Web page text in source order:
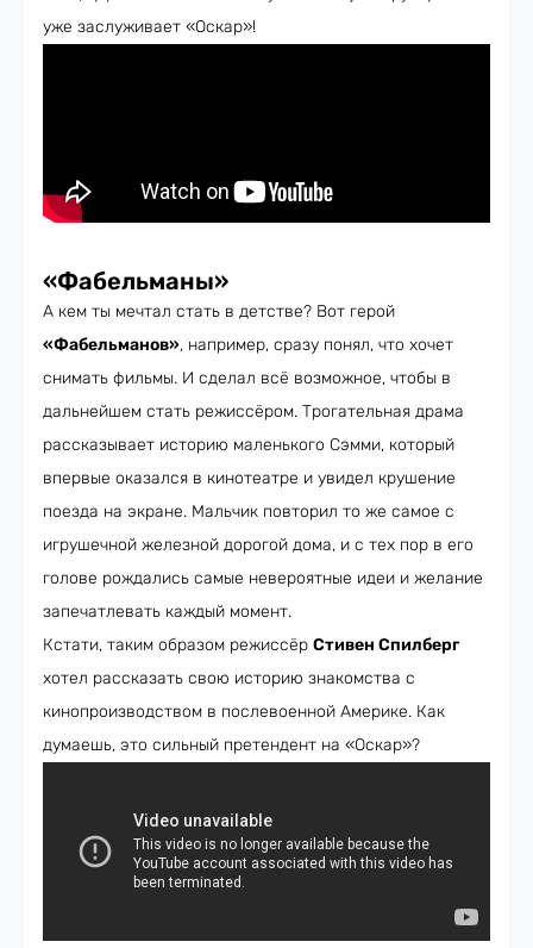
уже заслуживает «Оскар»!
«Фабельманы»
А кем ты мечтал стать в детстве? Вот герой
«Фабельманов», например, сразу понял, что хочет
снимать фильмы. И сделал всё возможное, чтобы в
дальнейшем стать режиссёром. Трогательная драма
рассказывает историю маленького Сэмми, который
впервые оказался в кинотеатре и увидел крушение
поезда на экране. Мальчик повторил то же самое с
игрушечной железной дорогой дома, и с тех пор в его
голове рождались самые невероятные идеи и желание
запечатлевать каждый момент.
Кстати, таким образом режиссёр Стивен Спилберг
хотел рассказать свою историю знакомства с
кинопроизводством в послевоенной Америке. Как
думаешь, это сильный претендент на «Оскар»?